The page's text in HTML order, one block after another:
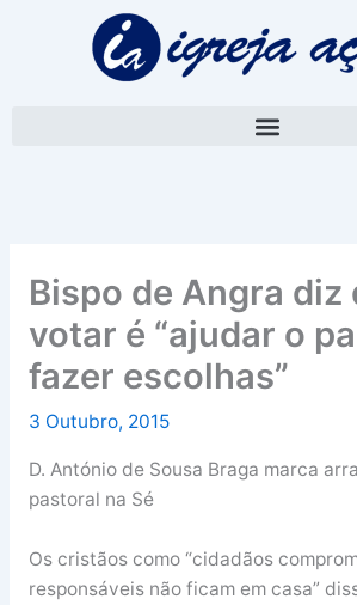
Bispo de Angra diz
votar é “ajudar o
fazer escolhas”
3 Outubro, 2015
D. António de Sousa Braga marca
pastoral na Sé
Os cristãos como “cidadãos
responsáveis não ficam em casa”